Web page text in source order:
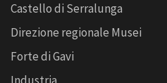
Castello di Serralunga
Direzione regionale Musei
Forte di Gavi